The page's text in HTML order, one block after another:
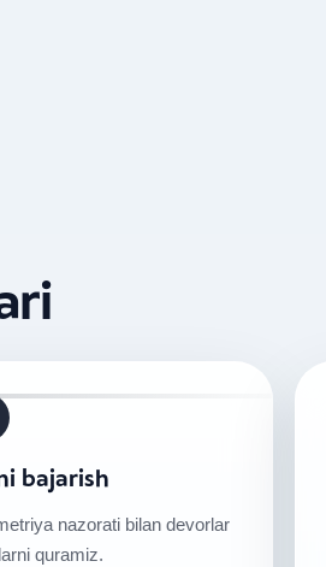
bajarish
nazorati bilan devorlar
quramiz.